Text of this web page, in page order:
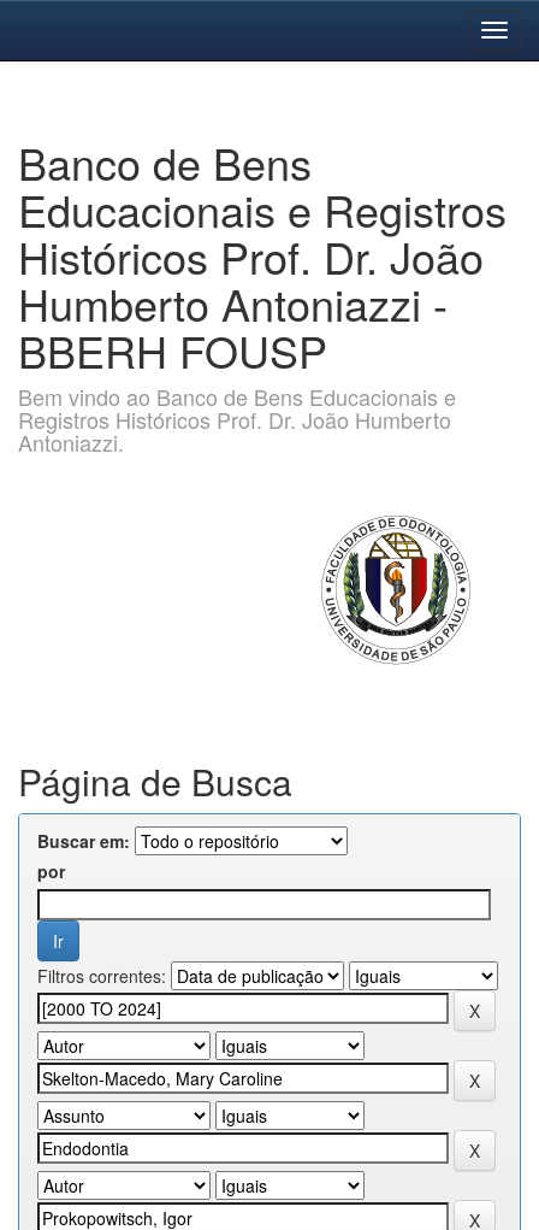
Banco de Bens
Educacionais e Registros
Históricos Prof. Dr. João
Humberto Antoniazzi -
BBERH FOUSP
Bem vindo ao Banco de Bens Educacionais e
Registros Históricos Prof. Dr. João Humberto
Antoniazzi.
Página de Busca
Buscar em:
por
Filtros correntes: